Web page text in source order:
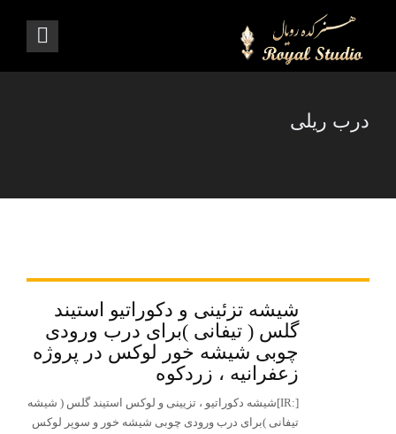
درب ریلی
شیشه تزئینی و دکوراتیو استیند
گلس ( تیفانی )برای درب ورودی
چوبی شیشه خور لوکس در پروژه
زعفرانیه ، زردکوه
[:IR]شیشه دکوراتیو ، تزیینی و لوکس استیند گلس ( شیشه
تیفانی )برای درب ورودی چوبی شیشه خور و سوپر لوکس